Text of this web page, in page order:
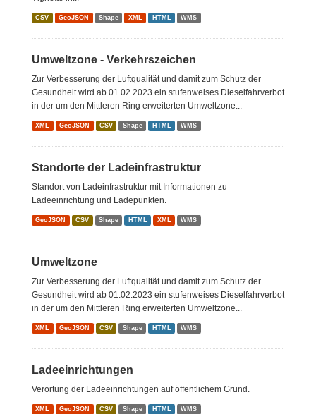
CSV GeoJSON Shape XML HTML WMS
Umweltzone - Verkehrszeichen
Zur Verbesserung der Luftqualität und damit zum Schutz der
Gesundheit wird ab 01.02.2023 ein stufenweises Dieselfahrverbot
in der um den Mittleren Ring erweiterten Umweltzone...
XML GeoJSON CSV Shape HTML WMS
Standorte der Ladeinfrastruktur
Standort von Ladeinfrastruktur mit Informationen zu
Ladeeinrichtung und Ladepunkten.
GeoJSON CSV Shape HTML XML WMS
Umweltzone
Zur Verbesserung der Luftqualität und damit zum Schutz der
Gesundheit wird ab 01.02.2023 ein stufenweises Dieselfahrverbot
in der um den Mittleren Ring erweiterten Umweltzone...
XML GeoJSON CSV Shape HTML WMS
Ladeeinrichtungen
Verortung der Ladeeinrichtungen auf öffentlichem Grund.
XML GeoJSON CSV Shape HTML WMS